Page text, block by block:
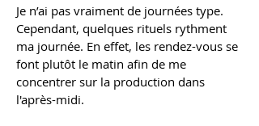
Je n’ai pas vraiment de journées type.
Cependant, quelques rituels rythment
ma journée. En effet, les rendez-vous se
font plutôt le matin afin de me
concentrer sur la production dans
l'après-midi.